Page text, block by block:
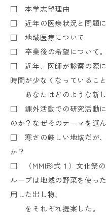
□ 本学志望理由
□ 近年の医療状況と問題
□ 地域医療について
□ 卒業後の希望について。
□ 近年、医師が診察の際に
時間が少なくなっているこ
あなたはどのような新し
□ 課外活動での研究活動に
のか？なぜそのテーマを選
□ 寒さの厳しい地域だが
か？
□ （MMI形式１）文化祭の
ループは地域の野菜を使っ
用した出し物、
をそれぞれ提案した。